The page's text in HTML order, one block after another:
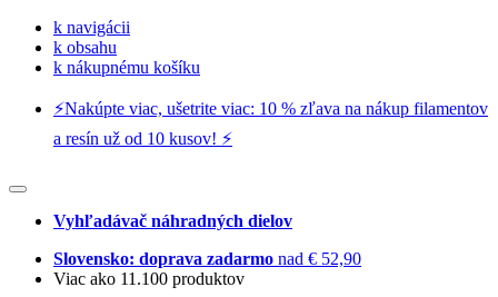
k navigácii
k obsahu
k nákupnému košíku
⚡️Nakúpte viac, ušetrite viac: 10 % zľava na nákup filamentov
a resín už od 10 kusov! ⚡️
Vyhľadávač náhradných dielov
Slovensko: doprava zadarmo nad € 52,90
Viac ako 11.100 produktov